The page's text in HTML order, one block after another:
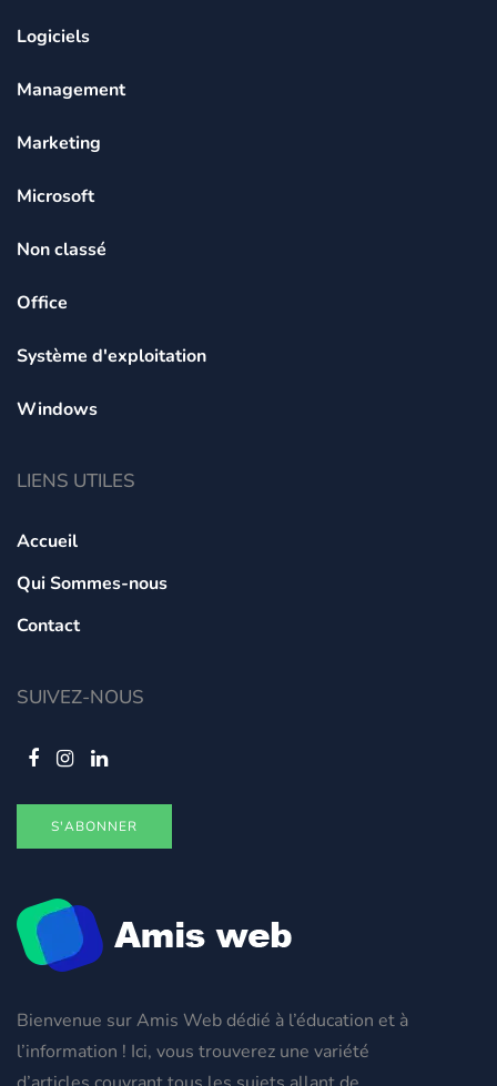
Bienvenue sur Amis Web dédié à l’éducation et à
l’information ! Ici, vous trouverez une variété
Logiciels
Management
Marketing
Microsoft
Non classé
Office
Système d'exploitation
Windows
LIENS UTILES
Accueil
Qui Sommes-nous
Contact
SUIVEZ-NOUS
S'ABONNER